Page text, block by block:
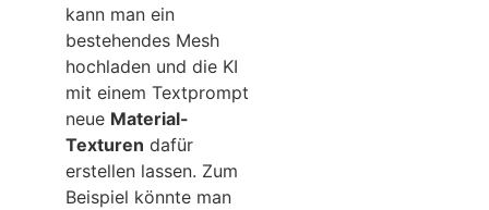
kann man ein
bestehendes Mesh
hochladen und die KI
mit einem Textprompt
neue Material-
Texturen dafür
erstellen lassen. Zum
Beispiel könnte man